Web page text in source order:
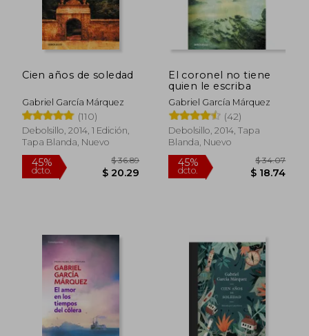
45%
dcto. $ 18.93
45%
dcto.
Cien años de soledad
Gabriel García Márquez
(110)
Debolsillo, 2014, 1 Edición,
Tapa Blanda, Nuevo
El coronel no tiene
quien le escriba
Gabriel García Márquez
(42)
Debolsillo, 2014, Tapa
Blanda, Nuevo